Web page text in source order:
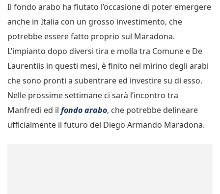
Il fondo arabo ha fiutato l’occasione di poter emergere
anche in Italia con un grosso investimento, che
potrebbe essere fatto proprio sul Maradona.
L’impianto dopo diversi tira e molla tra Comune e De
Laurentiis in questi mesi, è finito nel mirino degli arabi
che sono pronti a subentrare ed investire su di esso.
Nelle prossime settimane ci sarà l’incontro tra
Manfredi ed il fondo arabo, che potrebbe delineare
ufficialmente il futuro del Diego Armando Maradona.